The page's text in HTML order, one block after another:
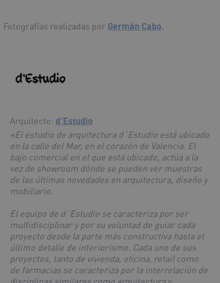
Fotografías realizadas por Germán Cabo.
Arquitecto: d'Estudio
«El estudio de arquitectura d´Estudio está ubicado
en la calle del Mar, en el corazón de Valencia. El
bajo comercial en el que está ubicado, actúa a la
vez de showroom dónde se pueden ver muestras
de las últimas novedades en arquitectura, diseño y
mobiliario.
El equipo de d´Estudio se caracteriza por ser
multidisciplinar y por su voluntad de guiar cada
proyecto desde la parte más constructiva hasta el
último detalle de interiorismo. Cada uno de sus
proyectos, tanto de vivienda, oficina, retail como
de farmacias se caracteriza por la interrelación de